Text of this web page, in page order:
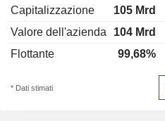
Capitalizzazione 105 Mrd
Valore dell'azienda
104 Mrd
Flottante
99,68%
* Dati stimati